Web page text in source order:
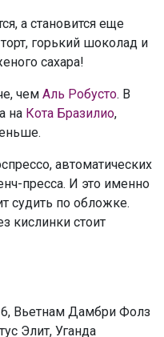
а становится еще
горький шоколад и
сахара!
чем Аль Робусто. В
на Кота Бразилио,
автоматических
пресса. И это именно
судить по обложке.
кислинки стоит
Вьетнам Дамбри Фолз
Элит, Уганда